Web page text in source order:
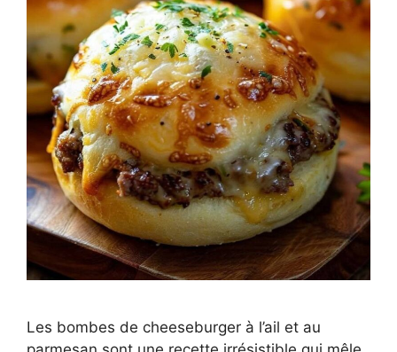
Les bombes de cheeseburger à l’ail et au